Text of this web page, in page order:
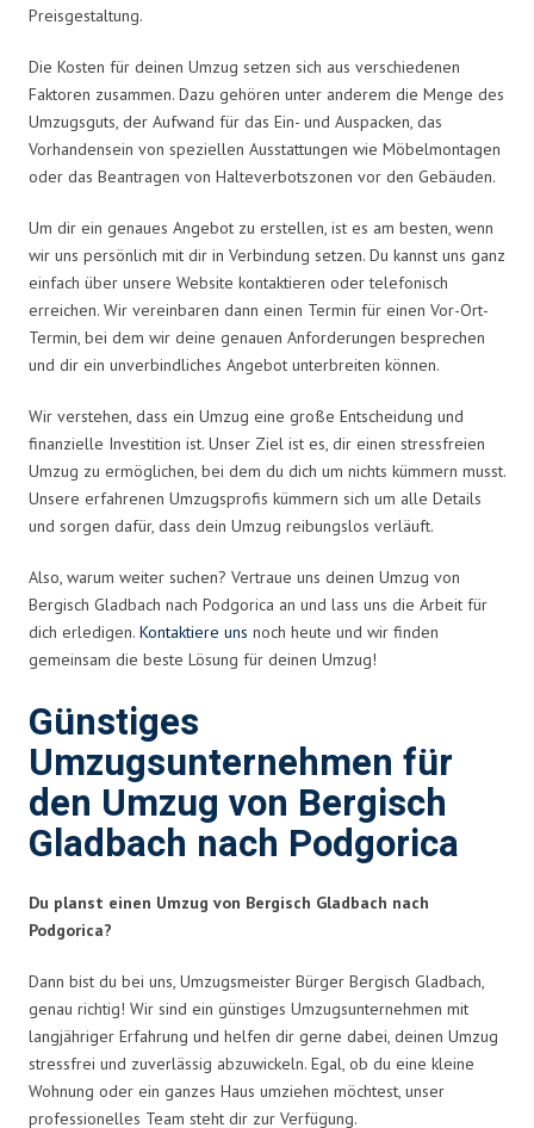
Preisgestaltung.
Die Kosten für deinen Umzug setzen sich aus verschiedenen
Faktoren zusammen. Dazu gehören unter anderem die Menge des
Umzugsguts, der Aufwand für das Ein- und Auspacken, das
Vorhandensein von speziellen Ausstattungen wie Möbelmontagen
oder das Beantragen von Halteverbotszonen vor den Gebäuden.
Um dir ein genaues Angebot zu erstellen, ist es am besten, wenn
wir uns persönlich mit dir in Verbindung setzen. Du kannst uns ganz
einfach über unsere Website kontaktieren oder telefonisch
erreichen. Wir vereinbaren dann einen Termin für einen Vor-Ort-
Termin, bei dem wir deine genauen Anforderungen besprechen
und dir ein unverbindliches Angebot unterbreiten können.
Wir verstehen, dass ein Umzug eine große Entscheidung und
finanzielle Investition ist. Unser Ziel ist es, dir einen stressfreien
Umzug zu ermöglichen, bei dem du dich um nichts kümmern musst.
Unsere erfahrenen Umzugsprofis kümmern sich um alle Details
und sorgen dafür, dass dein Umzug reibungslos verläuft.
Also, warum weiter suchen? Vertraue uns deinen Umzug von
Bergisch Gladbach nach Podgorica an und lass uns die Arbeit für
dich erledigen. Kontaktiere uns noch heute und wir finden
gemeinsam die beste Lösung für deinen Umzug!
Günstiges
Umzugsunternehmen für
den Umzug von Bergisch
Gladbach nach Podgorica
Du planst einen Umzug von Bergisch Gladbach nach
Podgorica?
Dann bist du bei uns, Umzugsmeister Bürger Bergisch Gladbach,
genau richtig! Wir sind ein günstiges Umzugsunternehmen mit
langjähriger Erfahrung und helfen dir gerne dabei, deinen Umzug
stressfrei und zuverlässig abzuwickeln. Egal, ob du eine kleine
Wohnung oder ein ganzes Haus umziehen möchtest, unser
professionelles Team steht dir zur Verfügung.